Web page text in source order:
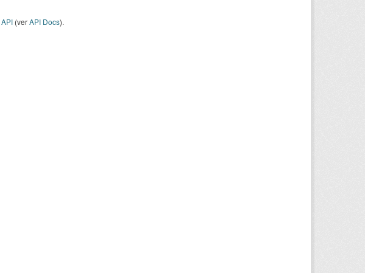
API (verAPI Docs).